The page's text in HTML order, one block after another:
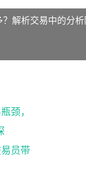
解析交易中的分
颈，
员带